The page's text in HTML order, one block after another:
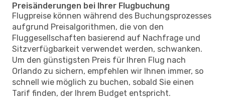
Preisänderungen bei Ihrer Flugbuchung
Flugpreise können während des Buchungsprozesses
aufgrund Preisalgorithmen, die von den
Fluggesellschaften basierend auf Nachfrage und
Sitzverfügbarkeit verwendet werden, schwanken.
Um den günstigsten Preis für Ihren Flug nach
Orlando zu sichern, empfehlen wir Ihnen immer, so
schnell wie möglich zu buchen, sobald Sie einen
Tarif finden, der Ihrem Budget entspricht.